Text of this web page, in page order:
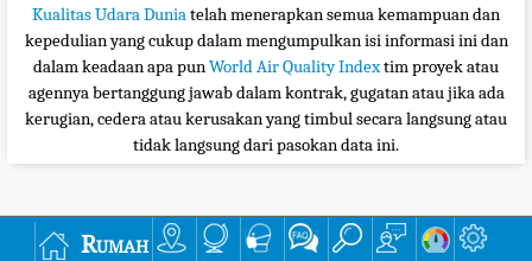
Kualitas Udara Duniatelah menerapkan semua kemampuan dan
kepedulian yang cukup dalam mengumpulkan isi informasi ini dan
dalam keadaan apa punWorld Air Quality Indextim proyek atau
agennya bertanggung jawab dalam kontrak, gugatan atau jika ada
kerugian, cedera atau kerusakan yang timbul secara langsung atau
tidak langsung dari pasokan data ini.
Rumah